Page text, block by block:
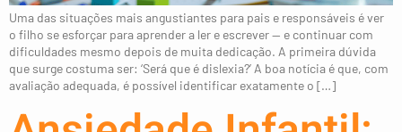
Uma das situações mais angustiantes para pais e responsáveis é ver
o filho se esforçar para aprender a ler e escrever — e continuar com
dificuldades mesmo depois de muita dedicação. A primeira dúvida
que surge costuma ser: ‘Será que é dislexia?’ A boa notícia é que, com
avaliação adequada, é possível identificar exatamente o […]